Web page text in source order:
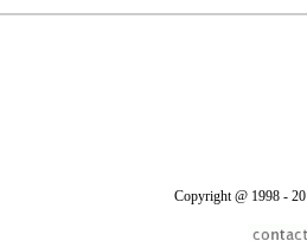
Copyright @ 1998 -